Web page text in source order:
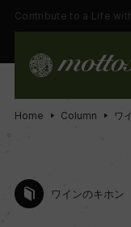
Contribute to a Life
Home Column ワ
ワインのキホン